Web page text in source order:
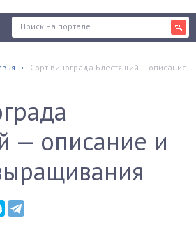
Сорт винограда Блестящий — описание
— описание и